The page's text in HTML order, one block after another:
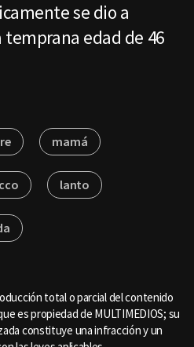
se dio a
temprana edad de 46
mamá
lanto
total o parcial del contenido
es propiedad de MULTIMEDIOS; su
constituye una infracción y un